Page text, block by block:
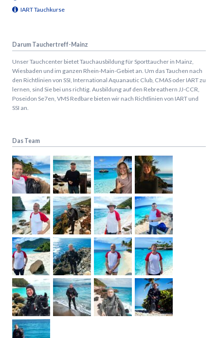
IART Tauchkurse
Darum Tauchertreff-Mainz
Unser Tauchcenter bietet Tauchausbildung für Sporttaucher in Mainz,
Wiesbaden und im ganzen Rhein-Main-Gebiet an. Um das Tauchen nach
den Richtlinien von SSI, International Aquanautic Club, CMAS oder IART zu
lernen, sind Sie bei uns richtig. Ausbildung auf den Rebreathern JJ-CCR,
Poseidon Se7en, VMS Redbare bieten wir nach Richtlinien von IART und
SSI an.
Das Team